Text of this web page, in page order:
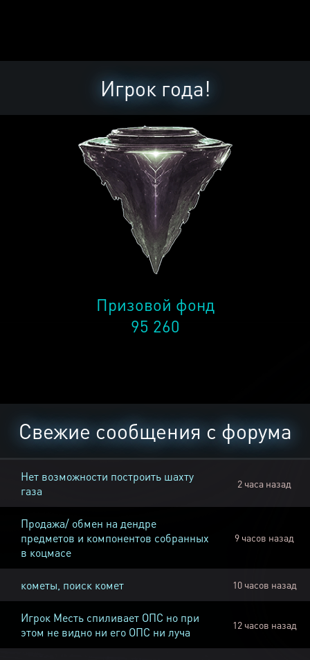
Игрок года!
Призовой фонд
95 260
Свежие сообщения с форума
Нет возможности построить шахту
газа
2 часа назад
Продажа/ обмен на дендре
предметов и компонентов собранных
в коцмасе
9 часов назад
кометы, поиск комет 10 часов назад
Игрок Месть спиливает ОПС но при
этом не видно ни его ОПС ни луча
12 часов назад